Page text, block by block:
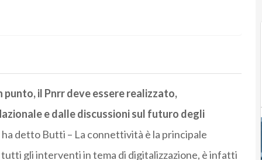
il Pnrr deve essere realizzato,
e dalle discussioni sul futuro degli
detto Butti – La connettività è la principale
gli interventi in tema di digitalizzazione, è infatti